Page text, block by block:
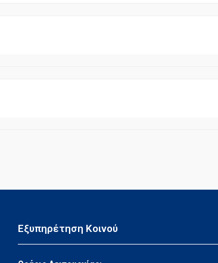
Εξυπηρέτηση Κοινού